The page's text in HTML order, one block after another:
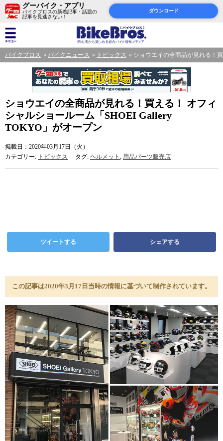
グーバイク・アプリ
バイクブロスの新着記事・話題の
記事を見逃さない！
ダウンロード
バイクブロス バイクニュース トピックス ショウエイの全商品が見れる！
ショウエイの全商品が見れる！買える！ オフィ
シャルショールーム「SHOEI Gallery
TOKYO」がオープン
掲載日：2020年03月17日（火）
カテゴリー: トピックス タグ: ヘルメット , 用品パーツ販売店
ツイートする シェアする
この記事は2020年3月17日当時の情報に基づいて制作されています。